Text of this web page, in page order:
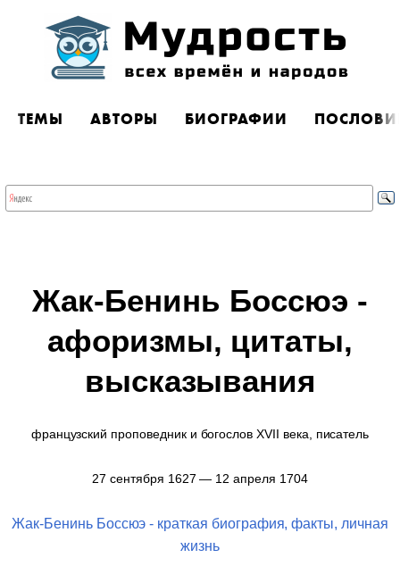
ТЕМЫ АВТОРЫ БИОГРАФИИ
Жак-Бенинь Боссюэ -
афоризмы, цитаты,
высказывания
французский проповедник и богослов XVII века, писатель
27 сентября 1627 — 12 апреля 1704
Жак-Бенинь Боссюэ - краткая биография, факты, личная
жизнь